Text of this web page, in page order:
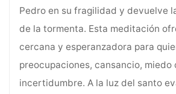
Pedro en su fragilidad y devuelve
de la tormenta. Esta meditación
cercana y esperanzadora para
preocupaciones, cansancio, miedo
incertidumbre. A la luz del santo